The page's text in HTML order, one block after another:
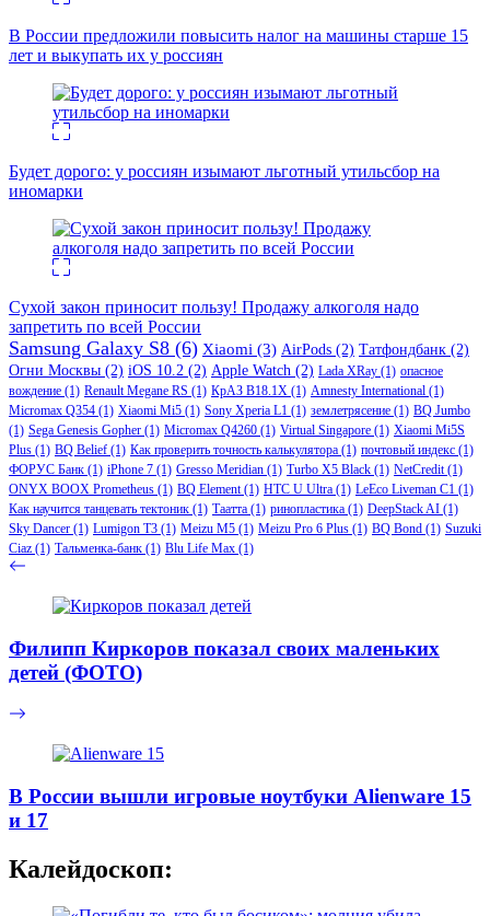
В России предложили повысить налог на машины старше 15
лет и выкупать их у россиян
Будет дорого: у россиян изымают льготный утильсбор на
иномарки
Сухой закон приносит пользу! Продажу алкоголя надо
запретить по всей России
Samsung Galaxy S8 (6) Xiaomi (3) AirPods (2) Татфондбанк (2)
Огни Москвы (2) iOS 10.2 (2) Apple Watch (2) Lada XRay (1) опасное
вождение (1) Renault Megane RS (1) КрАЗ В18.1Х (1) Amnesty International (1)
Micromax Q354 (1) Xiaomi Mi5 (1) Sony Xperia L1 (1) землетрясение (1) BQ Jumbo
(1) Sega Genesis Gopher (1) Micromax Q4260 (1) Virtual Singapore (1) Xiaomi Mi5S
Plus (1) BQ Belief (1) Как проверить точность калькулятора (1) почтовый индекс (1)
ФОРУС Банк (1) iPhone 7 (1) Gresso Meridian (1) Turbo X5 Black (1) NetCredit(1)
ONYX BOOX Prometheus (1) BQ Element(1) HTC U Ultra (1) LeEco Liveman C1 (1)
Как научится танцевать тектоник (1) Таатта (1) ринопластика (1) DeepStack AI (1)
Sky Dancer (1) Lumigon T3 (1) Meizu M5 (1) Meizu Pro 6 Plus (1) BQ Bond (1) Suzuki
Ciaz (1) Тальменка-банк (1) Blu Life Max (1)
Филипп Киркоров показал своих маленьких
детей (ФОТО)
В России вышли игровые ноутбуки Alienware 15
и 17
Калейдоскоп: